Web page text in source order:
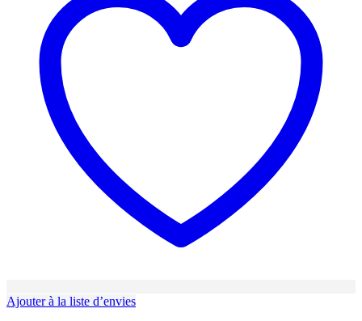
Ajouter à la liste d’envies